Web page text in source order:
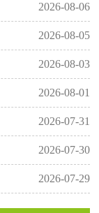
2026-08-06
2026-08-05
2026-08-03
2026-08-01
2026-07-31
2026-07-30
2026-07-29